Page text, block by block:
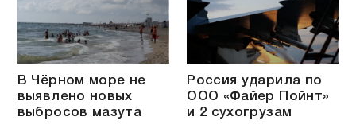
В Чёрном море не
выявлено новых
выбросов мазута
Россия ударила по
ООО «Файер Пойнт»
и 2 сухогрузам